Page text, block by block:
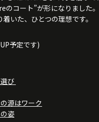
コート”が形になりました。
いた、ひとつの理想です。
予定です)
び
源はワーク
姿